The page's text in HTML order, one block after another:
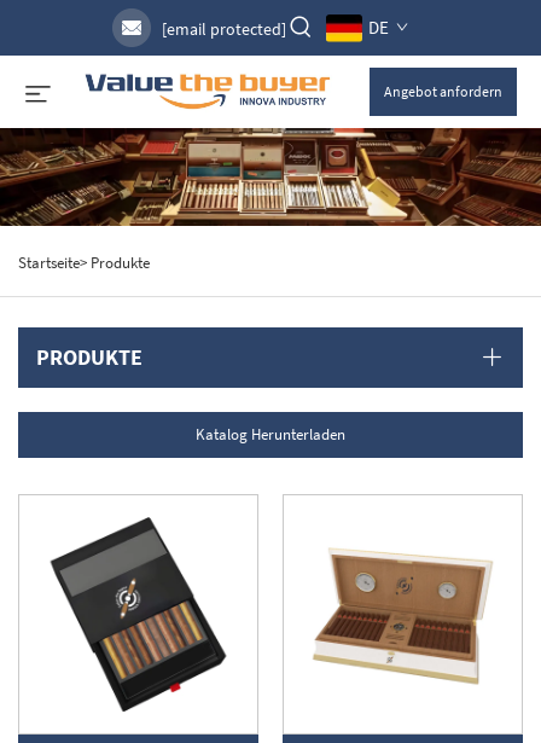
[email protected] DE
Angebot anfordern
Startseite> Produkte
PRODUKTE
Katalog Herunterladen